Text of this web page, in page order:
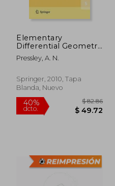
Elementary
Differential Geometry
(Springer
Undergraduate
(en Inglés)
Pressley, A. N.
Springer, 2010, Tapa
Blanda, Nuevo
40% $ 82.86